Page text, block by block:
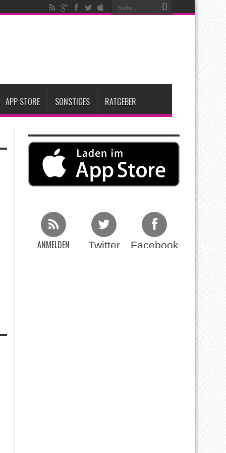
2027 erwartet
APP STORE SONSTIGES RATGEBER
ANMELDEN Twitter Facebook